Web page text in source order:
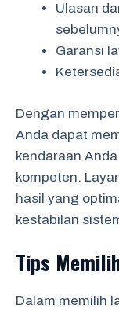
Ulasan
Garansi
Dengan
Anda dapat
kendaraan
kompeten.
hasil yang
kestabilan
Tips
Dalam memilih